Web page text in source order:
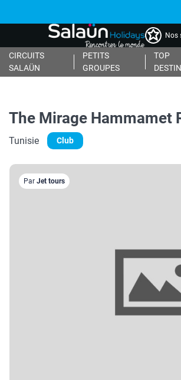
Nos
CIRCUITS
SALAÜN
PETITS
GROUPES
TOP
The Mirage Hammamet
Tunisie Club
Par Jet tours